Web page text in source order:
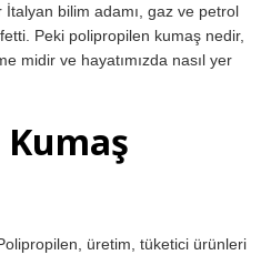
bilim adamı, gaz ve petrol
Peki polipropilen kumaş nedir,
midir ve hayatımızda nasıl yer
üretim, tüketici ürünleri